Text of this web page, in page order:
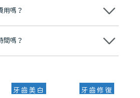
用嗎？
日匯率轉算收取費用，而匯率會及時告知客人
間嗎？
或whatsapp聯絡我們，告知我們你原本預約
牙齒美白
牙齒修復